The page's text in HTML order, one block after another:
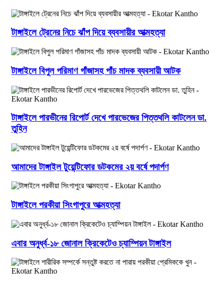
টাঙ্গাইলে ট্রেনের নিচে ঝাঁপ দিয়ে ব্যবসায়ীর আত্মহত্যা
টাঙ্গাইলে বিপুল পরিমাণ গাঁজাসহ পাঁচ মাদক ব্যবসায়ী আটক
টাঙ্গাইলে পারভীনের রিপোর্ট দেখে পারভেজের পিত্তথলি কাটলেন ডা.
তুহিন
আমাদের টাঙ্গাইল টুয়েন্টিফোর ডটকমের ২য় বর্ষে পদার্পণ
টাঙ্গাইলে পরকীয়া সিংগাপুরে আত্মহত্যা
এবার অনুর্ধ্ব-১৮ জোনাল ক্রিকেটেও চ্যাম্পিয়ন টাঙ্গাইল